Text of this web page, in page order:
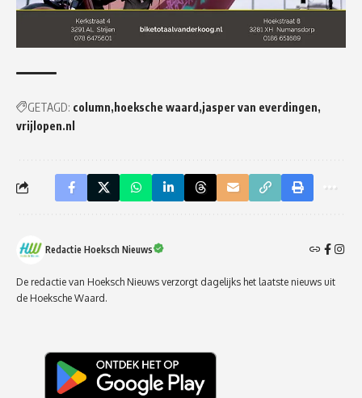
GETAGD: column hoeksche waard jasper van everdingen
vrijlopen.nl
Redactie Hoeksch Nieuws
De redactie van Hoeksch Nieuws verzorgt dagelijks het laatste nieuws uit
de Hoeksche Waard.